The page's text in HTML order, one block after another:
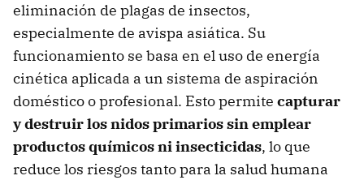
eliminación de plagas de insectos,
especialmente de avispa asiática. Su
funcionamiento se basa en el uso de energía
cinética aplicada a un sistema de aspiración
doméstico o profesional. Esto permite capturar
y destruir los nidos primarios sin emplear
productos químicos ni insecticidas, lo que
reduce los riesgos tanto para la salud humana